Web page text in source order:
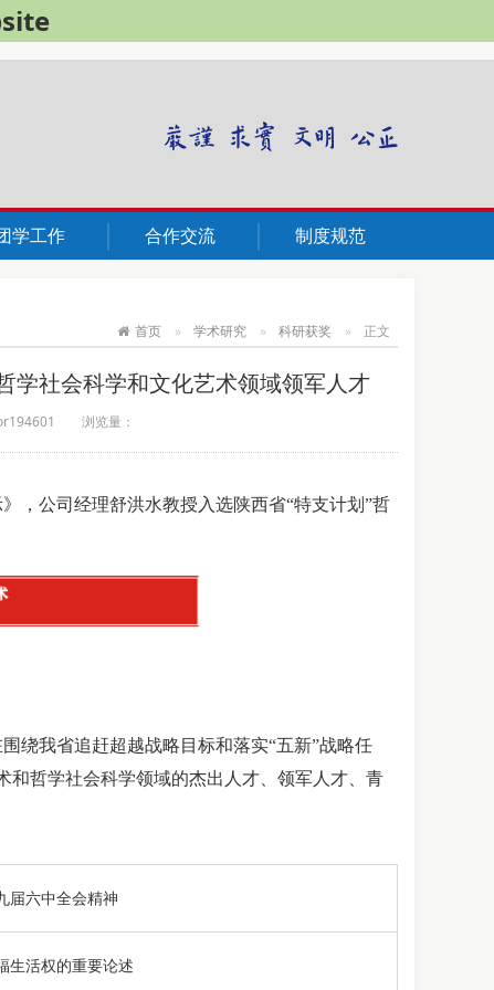
学工作 合作交流 制度规范
首页 学术研究 科研获奖 正文
学社会科学和文化艺术领域领军人才
浏览量：
，公司经理舒洪水教授入选陕西省“特支计划”哲
绕我省追赶超越战略目标和落实“五新”战略任
和哲学社会科学领域的杰出人才、领军人才、青
届六中全会精神
生活权的重要论述